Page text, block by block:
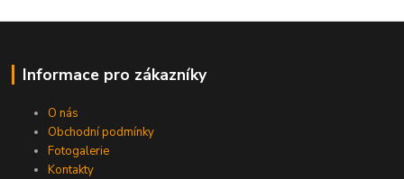
Informace pro zákazníky
O nás
Obchodní podmínky
Fotogalerie
Kontakty